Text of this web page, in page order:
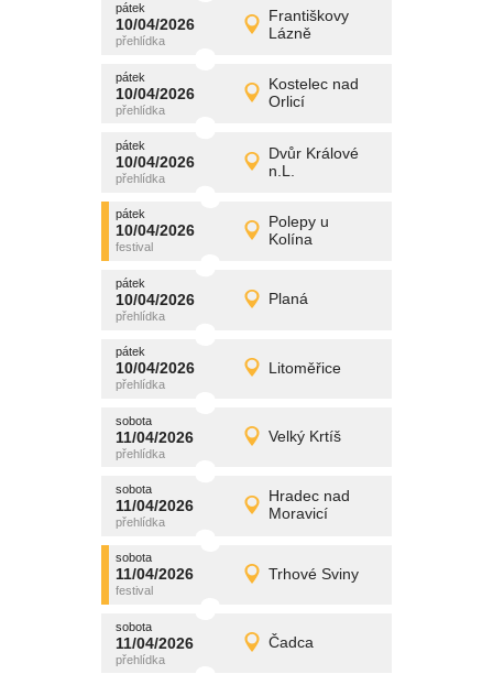
pátek
10/04/2026
Františkovy
Lázně
pátek
10/04/2026 Detail
promítání
pátek
10/04/2026
Kostelec nad
Orlicí
pátek
10/04/2026 Detail
promítání
pátek
10/04/2026
Dvůr Králové
n.L.
pátek
10/04/2026 Detail
promítání
pátek
10/04/2026
Polepy u
Kolína
pátek
10/04/2026 Detail
promítání
pátek
10/04/2026 Planá
pátek
10/04/2026 Detail
promítání
pátek
10/04/2026 Litoměřice
pátek
10/04/2026 Detail
promítání
sobota
11/04/2026 Velký Krtíš
sobota
11/04/2026 Detail
promítání
sobota
11/04/2026
Hradec nad
Moravicí
sobota
11/04/2026 Detail
promítání
sobota
11/04/2026 Trhové Sviny
sobota
11/04/2026 Detail
promítání
sobota
11/04/2026 Čadca
sobota
11/04/2026 Detail
promítání